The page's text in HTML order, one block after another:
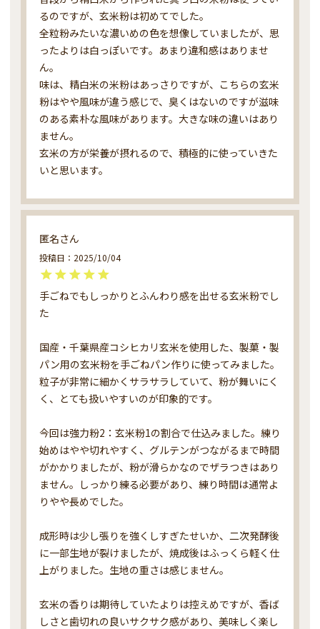
るのですが、玄米粉は初めてでした。
全粒粉みたいな濃いめの色を想像していましたが、思
ったよりは白っぽいです。あまり違和感はありませ
ん。
味は、精白米の米粉はあっさりですが、こちらの玄米
粉はやや風味が違う感じで、臭くはないのですが滋味
のある素朴な風味があります。大きな味の違いはあり
ません。
玄米の方が栄養が摂れるので、積極的に使っていきた
いと思います。
匿名
投稿日 2025/10/04
手ごねでもしっかりとふんわり感を出せる玄米粉でし
た
国産・千葉県産コシヒカリ玄米を使用した、製菓・製
パン用の玄米粉を手ごねパン作りに使ってみました。
粒子が非常に細かくサラサラしていて、粉が舞いにく
く、とても扱いやすいのが印象的です。
今回は強力粉2：玄米粉1の割合で仕込みました。練り
始めはやや切れやすく、グルテンがつながるまで時間
がかかりましたが、粉が滑らかなのでザラつきはあり
ません。しっかり練る必要があり、練り時間は通常よ
りやや長めでした。
成形時は少し張りを強くしすぎたせいか、二次発酵後
に一部生地が裂けましたが、焼成後はふっくら軽く仕
上がりました。生地の重さは感じません。
玄米の香りは期待していたよりは控えめですが、香ば
しさと歯切れの良いサクサク感があり、美味しく楽し